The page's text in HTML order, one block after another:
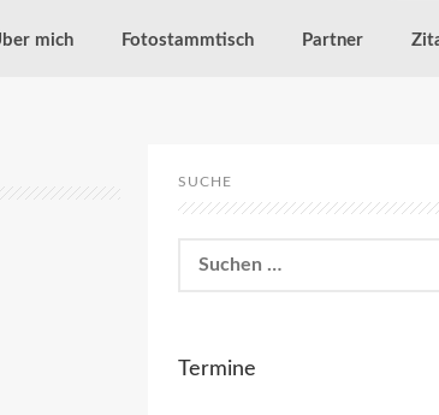
mich Fotostammtisch Partner
SUCHE
nach:
Termine